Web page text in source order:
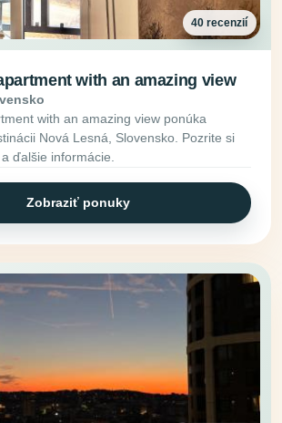
40 recenzií
with an amazing view
with an amazing view ponúka
Nová Lesná, Slovensko. Pozrite si
ďalšie informácie.
Zobraziť ponuky